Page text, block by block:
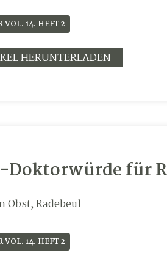
VOL. 14. HEFT 2
HERUNTERLADEN
für
Obst, Radebeul
VOL. 14. HEFT 2